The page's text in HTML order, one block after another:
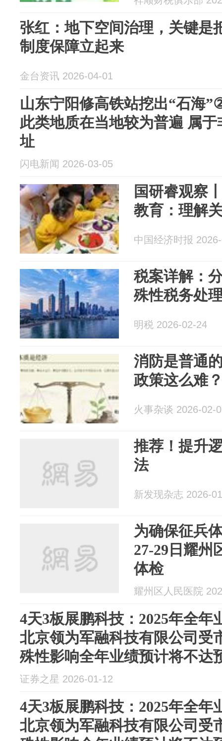
张红：地下空间治理，关键是
制度保障立起来
金台资讯 2026-04-01
山东宁阳修高铁站挖出“石海
此类地质在当地较为普遍 属
址
闪电新闻 2026-03-05
国研睿观察
教育：理解
中国经济时报
税案详解：
殊性税务处
明税 2026-02-24
消防是普通
政策这么难
火事杂谈 2026-02-
推荐！提升
法
新发现杂志 2026-
为确保征兵
27-29日耀州
体检
耀州区人民医院
4天3板展鹏科技：2025年全年
北京领为军融科技有限公司受
殊性影响全年业绩预计将不达
证券之星 2026-01-12
4天3板展鹏科技：2025年全年
北京领为军融科技有限公司受